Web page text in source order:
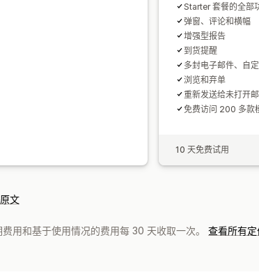
Starter 套餐的全部
弹窗、评论和横幅
增强型报告
到货提醒
多封电子邮件、自
浏览和弃单
重新发送给未打开
免费访问 200 多款
10 天免费试用
文
用和基于使用情况的费用每 30 天收取一次。 查看所有